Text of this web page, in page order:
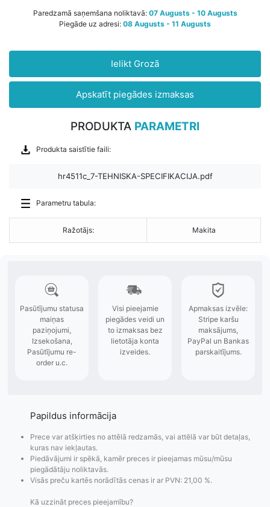
Paredzamā saņemšana noliktavā: 07 Augusts - 10 Augusts
Piegāde uz adresi: 08 Augusts - 11 Augusts
Ielikt Grozā
Apskatīt piegādes izmaksas
PRODUKTA PARAMETRI
Produkta saistītie faili:
hr4511c_7-TEHNISKA-SPECIFIKACIJA.pdf
Parametru tabula:
Ražotājs: Makita
Papildus informācija
Prece var atšķirties no attēlā redzamās, vai attēlā var būt detaļas,
kuras nav iekļautas.
Piedāvājumi ir spēkā, kamēr preces ir pieejamas mūsu/mūsu
piegādātāju noliktavās.
Visās preču kartēs norādītās cenas ir ar PVN: 21,00 %.
Kā uzzināt preces pieejamību?